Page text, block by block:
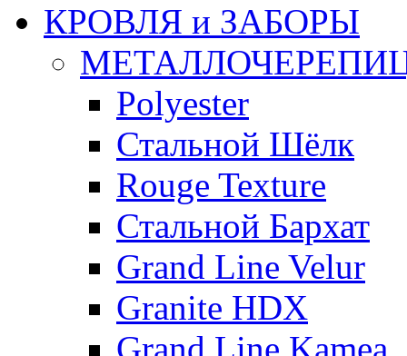
КРОВЛЯ и ЗАБОРЫ
Polyester
Стальной Шёлк
Rouge Texture
Стальной Бархат
Grand Line Velur
Granite HDX
Grand Line Kamea